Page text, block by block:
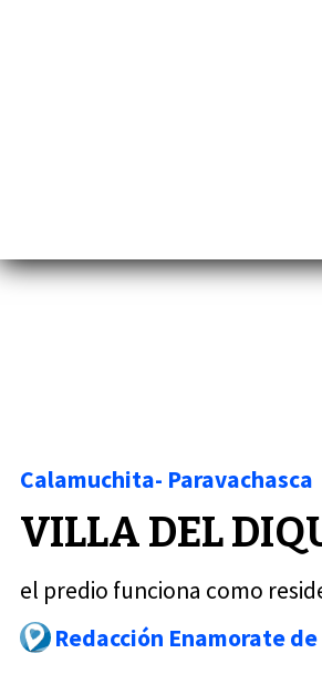
VILLA DEL
el predio funciona como
Calamuchita- Paravachasca
Redacción Enamorate